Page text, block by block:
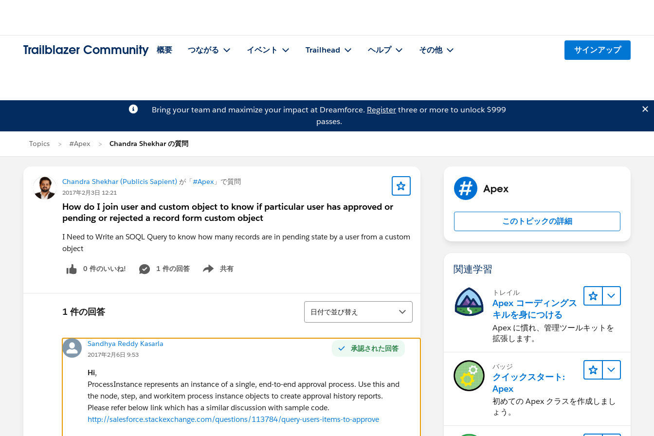
Trailblazer Community 概要 つながる イベント Trailhead ヘルプ その他 サインアップ
Bring your team and maximize your impact at Dreamforce. Registerthree or more to unlock $999
passes.
Topics #Apex Chandra Shekhar の質問
Chandra Shekhar (Publicis Sapient) が「#Apex 」で質問
2017年2月3日 12:21
How do I join user and custom object to know if particular user has approved or
pending or rejected a record form custom object
I Need to Write an SOQL Query to know how many records are in pending state by a user from a custom
object
0 件のいいね! 1 件の回答 共有
Show menu
1 件の回答
並び替え
日付で並び替え
承認された回答
Sandhya Reddy Kasarla
2017年2月6日 9:53
Hi,
ProcessInstance represents an instance of a single, end-to-end approval process. Use this and
the node, step, and workitem process instance objects to create approval history reports.
Please refer below link which has a similar discussion with sample code.
http://salesforce.stackexchange.com/questions/113784/query-users-items-to-approve
Apex
このトピックの詳細
関連学習
トレイル
Apex コーディングス
キルを身につける
Apex に慣れ、管理ツールキットを
拡張します。
バッジ
クイックスタート:
Apex
初めての Apex クラスを作成しまし
ょう。